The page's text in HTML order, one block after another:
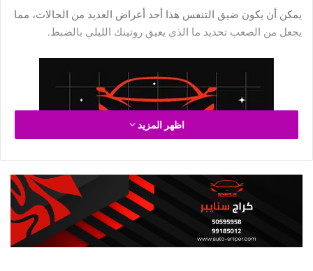
يمكن أن يكون ضيق التنفس هذا أحد أعراض العديد من الحالات، مما
يجعل من الصعب تحديد ما الذي يعيق روتينك الليلي بالضبط.
اظهر المزيد